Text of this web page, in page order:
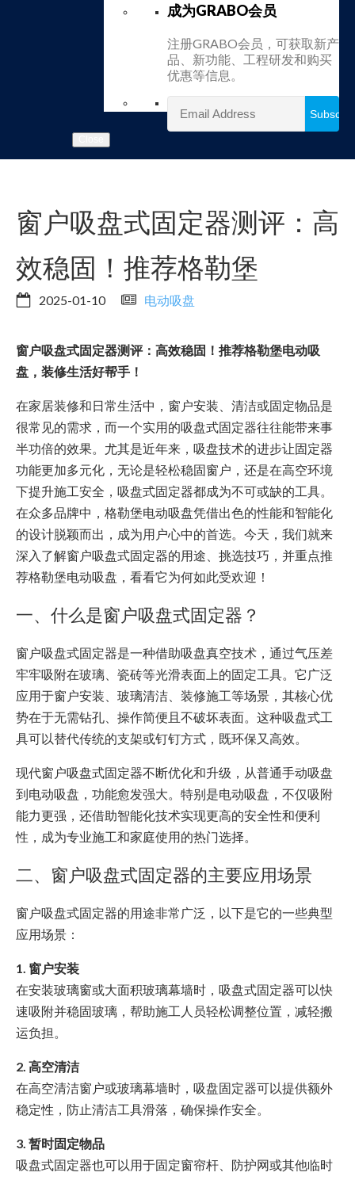
成为GRABO会员
注册GRABO会员，可获取新产
品、新功能、工程研发和购买
优惠等信息。
窗户吸盘式固定器测评：高
效稳固！推荐格勒堡
2025-01-10 电动吸盘
窗户吸盘式固定器测评：高效稳固！推荐格勒堡电动吸
盘，装修生活好帮手！
在家居装修和日常生活中，窗户安装、清洁或固定物品是
很常见的需求，而一个实用的吸盘式固定器往往能带来事
半功倍的效果。尤其是近年来，吸盘技术的进步让固定器
功能更加多元化，无论是轻松稳固窗户，还是在高空环境
下提升施工安全，吸盘式固定器都成为不可或缺的工具。
在众多品牌中，格勒堡电动吸盘凭借出色的性能和智能化
的设计脱颖而出，成为用户心中的首选。今天，我们就来
深入了解窗户吸盘式固定器的用途、挑选技巧，并重点推
荐格勒堡电动吸盘，看看它为何如此受欢迎！
一、什么是窗户吸盘式固定器？
窗户吸盘式固定器是一种借助吸盘真空技术，通过气压差
牢牢吸附在玻璃、瓷砖等光滑表面上的固定工具。它广泛
应用于窗户安装、玻璃清洁、装修施工等场景，其核心优
势在于无需钻孔、操作简便且不破坏表面。这种吸盘式工
具可以替代传统的支架或钉钉方式，既环保又高效。
现代窗户吸盘式固定器不断优化和升级，从普通手动吸盘
到电动吸盘，功能愈发强大。特别是电动吸盘，不仅吸附
能力更强，还借助智能化技术实现更高的安全性和便利
性，成为专业施工和家庭使用的热门选择。
二、窗户吸盘式固定器的主要应用场景
窗户吸盘式固定器的用途非常广泛，以下是它的一些典型
应用场景：
1. 窗户安装
在安装玻璃窗或大面积玻璃幕墙时，吸盘式固定器可以快
速吸附并稳固玻璃，帮助施工人员轻松调整位置，减轻搬
运负担。
2. 高空清洁
在高空清洁窗户或玻璃幕墙时，吸盘固定器可以提供额外
稳定性，防止清洁工具滑落，确保操作安全。
3. 暂时固定物品
吸盘式固定器也可以用于固定窗帘杆、防护网或其他临时